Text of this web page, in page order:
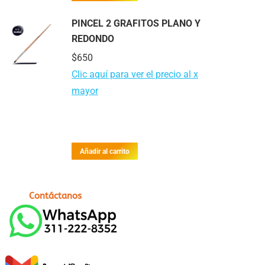
PINCEL 2 GRAFITOS PLANO Y
REDONDO
$650
Clic aquí para ver el precio al x
mayor
Añadir al carrito
Contáctanos